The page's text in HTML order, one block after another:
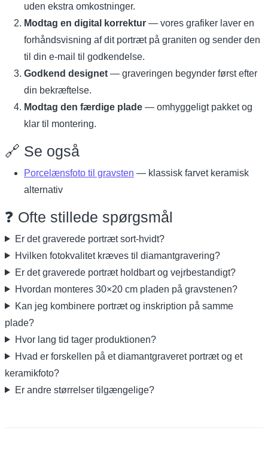
uden ekstra omkostninger.
Modtag en digital korrektur — vores grafiker laver en
forhåndsvisning af dit portræt på graniten og sender den
til din e-mail til godkendelse.
Godkend designet — graveringen begynder først efter
din bekræftelse.
Modtag den færdige plade — omhyggeligt pakket og
klar til montering.
🔗 Se også
Porcelænsfoto til gravsten — klassisk farvet keramisk
alternativ
❓ Ofte stillede spørgsmål
Er det graverede portræt sort-hvidt?
Hvilken fotokvalitet kræves til diamantgravering?
Er det graverede portræt holdbart og vejrbestandigt?
Hvordan monteres 30×20 cm pladen på gravstenen?
Kan jeg kombinere portræt og inskription på samme
plade?
Hvor lang tid tager produktionen?
Hvad er forskellen på et diamantgraveret portræt og et
keramikfoto?
Er andre størrelser tilgængelige?